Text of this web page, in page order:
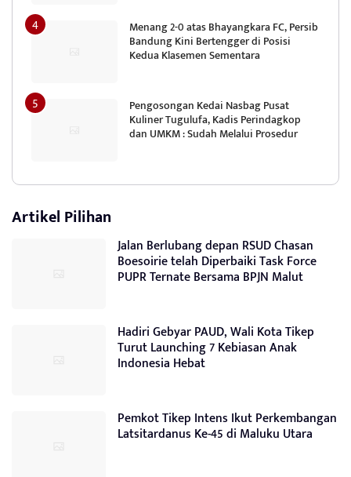
Menang 2-0 atas Bhayangkara FC, Persib
Bandung Kini Bertengger di Posisi
Kedua Klasemen Sementara
Pengosongan Kedai Nasbag Pusat
Kuliner Tugulufa, Kadis Perindagkop
dan UMKM : Sudah Melalui Prosedur
Artikel Pilihan
Jalan Berlubang depan RSUD Chasan
Boesoirie telah Diperbaiki Task Force
PUPR Ternate Bersama BPJN Malut
Hadiri Gebyar PAUD, Wali Kota Tikep
Turut Launching 7 Kebiasan Anak
Indonesia Hebat
Pemkot Tikep Intens Ikut Perkembangan
Latsitardanus Ke-45 di Maluku Utara